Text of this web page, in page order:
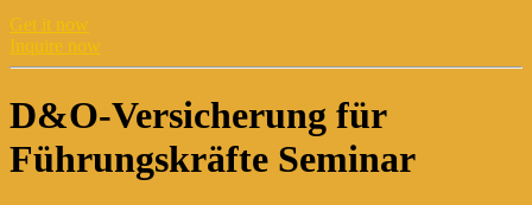
Get it now
Inquire now
D&O-Versicherung für
Führungskräfte Seminar